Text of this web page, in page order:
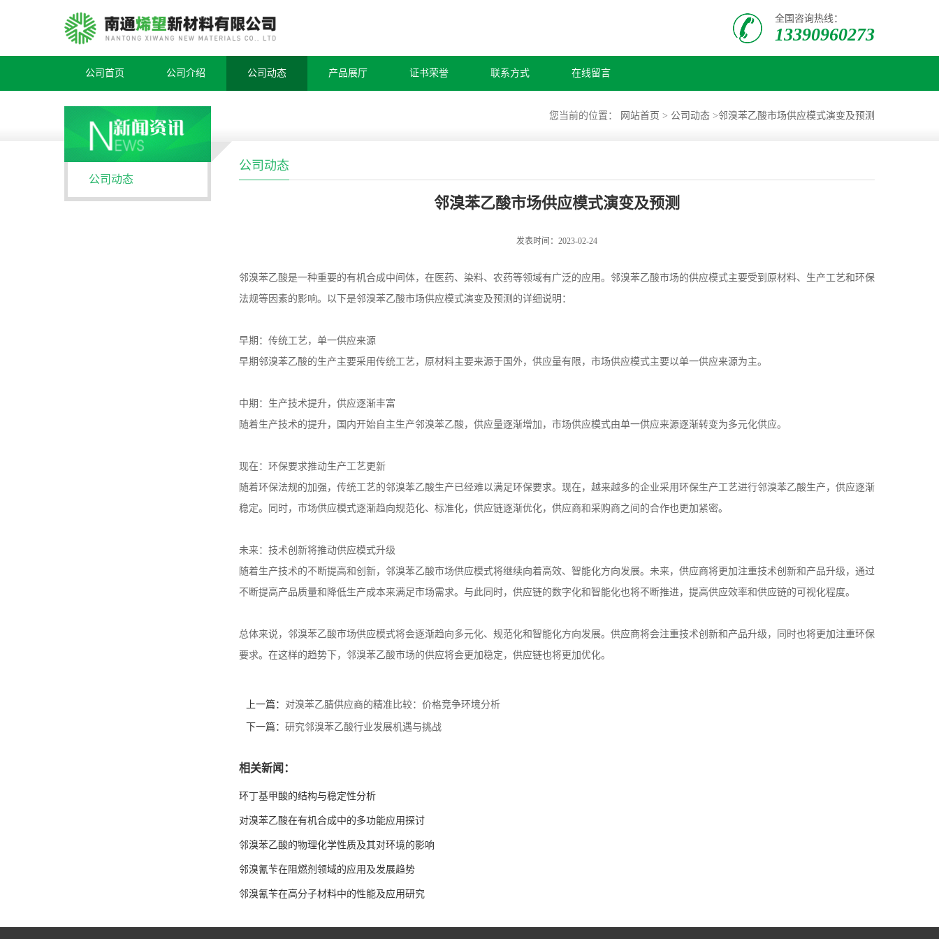
全国咨询热线：
13390960273
公司首页 公司介绍 公司动态 产品展厅 证书荣誉 联系方式 在线留言
您当前的位置： 网站首页 > 公司动态 >邻溴苯乙酸市场供应模式演变及预测
公司动态
公司动态
邻溴苯乙酸市场供应模式演变及预测
发表时间：2023-02-24
邻溴苯乙酸是一种重要的有机合成中间体，在医药、染料、农药等领域有广泛的应用。邻溴苯乙酸市场的供应模式主要受到原材料、生产工艺和环保
法规等因素的影响。以下是邻溴苯乙酸市场供应模式演变及预测的详细说明：
早期：传统工艺，单一供应来源
早期邻溴苯乙酸的生产主要采用传统工艺，原材料主要来源于国外，供应量有限，市场供应模式主要以单一供应来源为主。
中期：生产技术提升，供应逐渐丰富
随着生产技术的提升，国内开始自主生产邻溴苯乙酸，供应量逐渐增加，市场供应模式由单一供应来源逐渐转变为多元化供应。
现在：环保要求推动生产工艺更新
随着环保法规的加强，传统工艺的邻溴苯乙酸生产已经难以满足环保要求。现在，越来越多的企业采用环保生产工艺进行邻溴苯乙酸生产，供应逐渐
稳定。同时，市场供应模式逐渐趋向规范化、标准化，供应链逐渐优化，供应商和采购商之间的合作也更加紧密。
未来：技术创新将推动供应模式升级
随着生产技术的不断提高和创新，邻溴苯乙酸市场供应模式将继续向着高效、智能化方向发展。未来，供应商将更加注重技术创新和产品升级，通过
不断提高产品质量和降低生产成本来满足市场需求。与此同时，供应链的数字化和智能化也将不断推进，提高供应效率和供应链的可视化程度。
总体来说，邻溴苯乙酸市场供应模式将会逐渐趋向多元化、规范化和智能化方向发展。供应商将会注重技术创新和产品升级，同时也将更加注重环保
要求。在这样的趋势下，邻溴苯乙酸市场的供应将会更加稳定，供应链也将更加优化。
上一篇： 对溴苯乙腈供应商的精准比较：价格竞争环境分析
下一篇： 研究邻溴苯乙酸行业发展机遇与挑战
相关新闻：
环丁基甲酸的结构与稳定性分析
对溴苯乙酸在有机合成中的多功能应用探讨
邻溴苯乙酸的物理化学性质及其对环境的影响
邻溴氰苄在阻燃剂领域的应用及发展趋势
邻溴氰苄在高分子材料中的性能及应用研究